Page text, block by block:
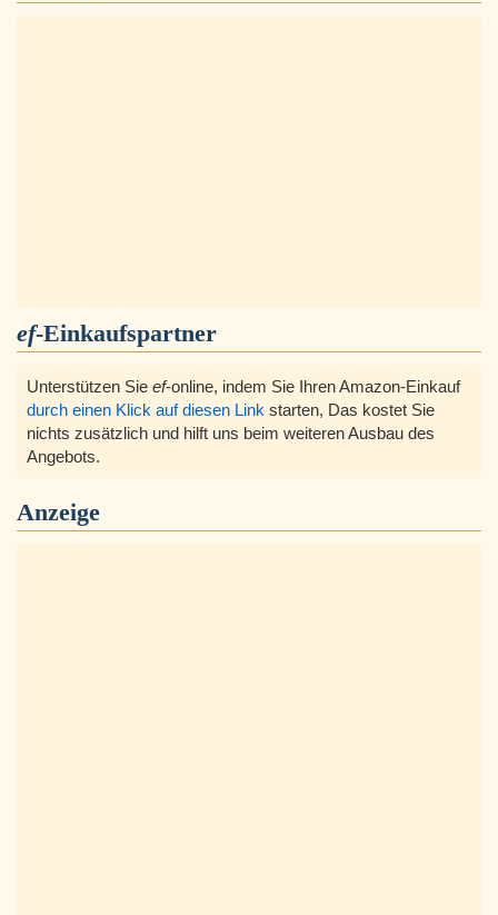
ef-Einkaufspartner
Unterstützen Sie ef-online, indem Sie Ihren Amazon-Einkauf
durch einen Klick auf diesen Link starten, Das kostet Sie
nichts zusätzlich und hilft uns beim weiteren Ausbau des
Angebots.
Anzeige